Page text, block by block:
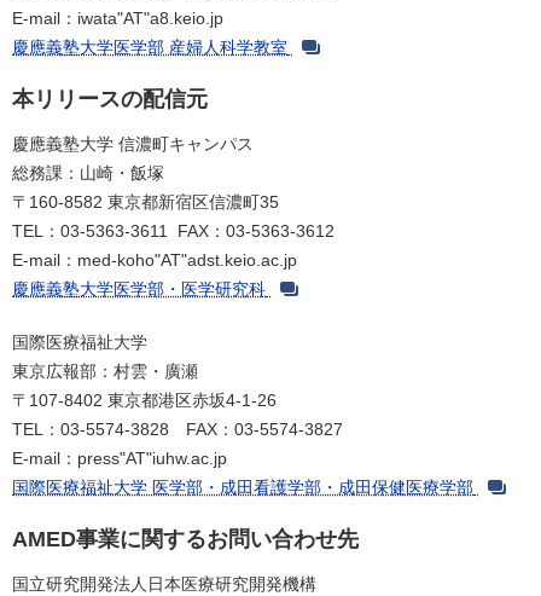
E-mail：iwata"AT"a8.keio.jp
慶應義塾大学医学部 産婦人科学教室
本リリースの配信元
慶應義塾大学 信濃町キャンパス
総務課：山崎・飯塚
〒160-8582 東京都新宿区信濃町35
TEL：03-5363-3611 FAX：03-5363-3612
E-mail：med-koho"AT"adst.keio.ac.jp
慶應義塾大学医学部・医学研究科
国際医療福祉大学
東京広報部：村雲・廣瀬
〒107-8402 東京都港区赤坂4-1-26
TEL：03-5574-3828 FAX：03-5574-3827
E-mail：press"AT"iuhw.ac.jp
国際医療福祉大学 医学部・成田看護学部・成田保健医療学部
AMED事業に関するお問い合わせ先
国立研究開発法人日本医療研究開発機構